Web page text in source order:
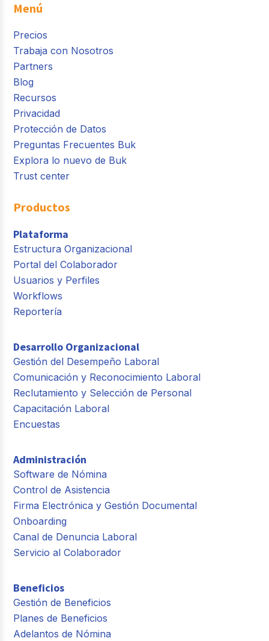
Menú
Precios
Trabaja con Nosotros
Partners
Blog
Recursos
Privacidad
Protección de Datos
Preguntas Frecuentes Buk
Explora lo nuevo de Buk
Trust center
Productos
Plataforma
Estructura Organizacional
Portal del Colaborador
Usuarios y Perfiles
Workflows
Reportería
Desarrollo Organizacional
Gestión del Desempeño Laboral
Comunicación y Reconocimiento Laboral
Reclutamiento y Selección de Personal
Capacitación Laboral
Encuestas
Administración
Software de Nómina
Control de Asistencia
Firma Electrónica y Gestión Documental
Onboarding
Canal de Denuncia Laboral
Servicio al Colaborador
Beneficios
Gestión de Beneficios
Planes de Beneficios
Adelantos de Nómina